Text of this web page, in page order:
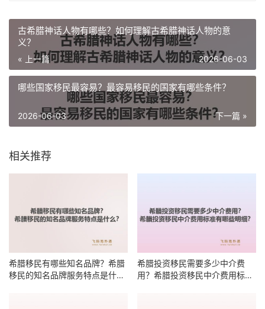
古希腊神话人物有哪些？如何理解古希腊神话人物的意
义？
« 上一篇 2026-06-03
哪些国家移民最容易？最容易移民的国家有哪些条件？
下一篇 »
2026-06-03
相关推荐
希腊移民有哪些知名品牌？希腊
移民的知名品牌服务特点是什
希腊投资移民需要多少中介费
用？希腊投资移民中介费用标准